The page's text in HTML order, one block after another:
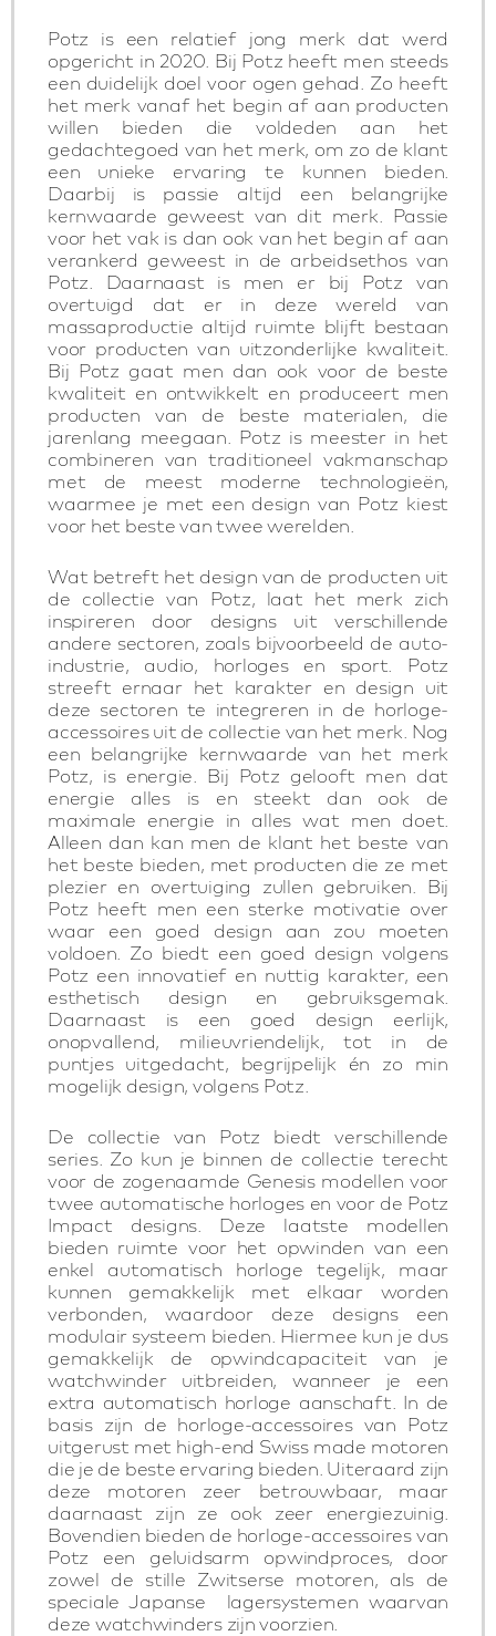
Potz is een relatief jong merk dat werd
opgericht in 2020. Bij Potz heeft men steeds
een duidelijk doel voor ogen gehad. Zo heeft
het merk vanaf het begin af aan producten
willen bieden die voldeden aan het
gedachtegoed van het merk, om zo de klant
een unieke ervaring te kunnen bieden.
Daarbij is passie altijd een belangrijke
kernwaarde geweest van dit merk. Passie
voor het vak is dan ook van het begin af aan
verankerd geweest in de arbeidsethos van
Potz. Daarnaast is men er bij Potz van
overtuigd dat er in deze wereld van
massaproductie altijd ruimte blijft bestaan
voor producten van uitzonderlijke kwaliteit.
Bij Potz gaat men dan ook voor de beste
kwaliteit en ontwikkelt en produceert men
producten van de beste materialen, die
jarenlang meegaan. Potz is meester in het
combineren van traditioneel vakmanschap
met de meest moderne technologieën,
waarmee je met een design van Potz kiest
voor het beste van twee werelden.
Wat betreft het design van de producten uit
de collectie van Potz, laat het merk zich
inspireren door designs uit verschillende
andere sectoren, zoals bijvoorbeeld de auto-
industrie, audio, horloges en sport. Potz
streeft ernaar het karakter en design uit
deze sectoren te integreren in de horloge-
accessoires uit de collectie van het merk. Nog
een belangrijke kernwaarde van het merk
Potz, is energie. Bij Potz gelooft men dat
energie alles is en steekt dan ook de
maximale energie in alles wat men doet.
Alleen dan kan men de klant het beste van
het beste bieden, met producten die ze met
plezier en overtuiging zullen gebruiken. Bij
Potz heeft men een sterke motivatie over
waar een goed design aan zou moeten
voldoen. Zo biedt een goed design volgens
Potz een innovatief en nuttig karakter, een
esthetisch design en gebruiksgemak.
Daarnaast is een goed design eerlijk,
onopvallend, milieuvriendelijk, tot in de
puntjes uitgedacht, begrijpelijk én zo min
mogelijk design, volgens Potz.
De collectie van Potz biedt verschillende
series. Zo kun je binnen de collectie terecht
voor de zogenaamde Genesis modellen voor
twee automatische horloges en voor de Potz
Impact designs. Deze laatste modellen
bieden ruimte voor het opwinden van een
enkel automatisch horloge tegelijk, maar
kunnen gemakkelijk met elkaar worden
verbonden, waardoor deze designs een
modulair systeem bieden. Hiermee kun je dus
gemakkelijk de opwindcapaciteit van je
watchwinder uitbreiden, wanneer je een
extra automatisch horloge aanschaft. In de
basis zijn de horloge-accessoires van Potz
uitgerust met high-end Swiss made motoren
die je de beste ervaring bieden. Uiteraard zijn
deze motoren zeer betrouwbaar, maar
daarnaast zijn ze ook zeer energiezuinig.
Bovendien bieden de horloge-accessoires van
Potz een geluidsarm opwindproces, door
zowel de stille Zwitserse motoren, als de
speciale Japanse lagersystemen waarvan
deze watchwinders zijn voorzien.